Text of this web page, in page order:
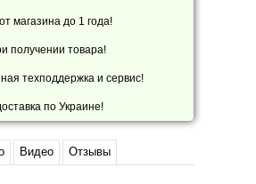
магазина до 1 года!
получении товара!
техподдержка и сервис!
по Украине!
Видео Отзывы